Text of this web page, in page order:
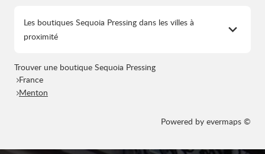
Les boutiques Sequoia Pressing dans les villes à
proximité
Trouver une boutique Sequoia Pressing
France
Menton
Powered by evermaps ©